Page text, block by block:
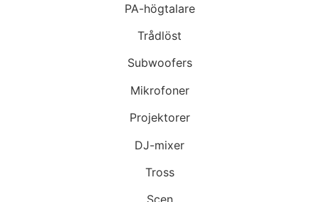
PA-högtalare
Trådlöst
Subwoofers
Mikrofoner
Projektorer
DJ-mixer
Tross